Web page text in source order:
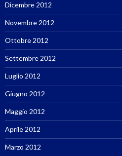
Dicembre 2012
Novembre 2012
Ottobre 2012
Settembre 2012
Luglio 2012
Giugno 2012
Maggio 2012
Aprile 2012
Marzo 2012